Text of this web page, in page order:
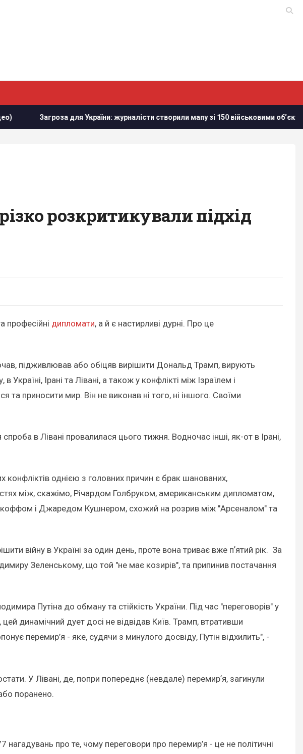
для України: журналісти створили мапу зі 150 військовими обʼєктам в
розкритикували підхід
професійні дипломати, а й є настирливі дурні. Про це
підживлював або обіцяв вирішити Дональд Трамп, вирують
Ірані та Лівані, а також у конфлікті між Ізраїлем і
приносити мир. Він не виконав ні того, ні іншого. Своїми
в Лівані провалилася цього тижня. Водночас інші, як-от в Ірані,
конфліктів однією з головних причин є брак шанованих,
між, скажімо, Річардом Голбруком, американським дипломатом,
і Джаредом Кушнером, схожий на розрив між "Арсеналом" та
війну в Україні за один день, проте вона триває вже пʼятий рік. За
Зеленському, що той "не має козирів", та припинив постачання
Путіна до обману та стійкість України. Під час "переговорів" у
динамічний дует досі не відвідав Київ. Трамп, втративши
перемир’я - яке, судячи з минулого досвіду, Путін відхилить", -
У Лівані, де, попри попереднє (невдале) перемирʼя, загинули
поранено.
нагадувань про те, чому переговори про перемир’я - це не політичні